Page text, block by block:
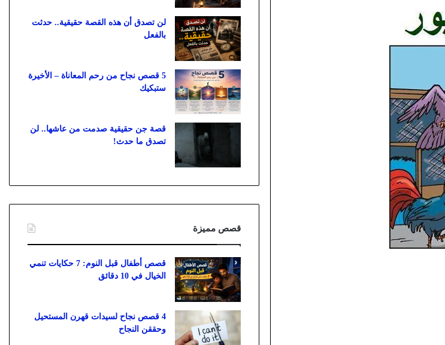
لن تصدق أن هذه القصة حقيقية.. حدثت
بالفعل
5 قصص نجاح من رحم المعاناة – الأخيرة
ستبكيك
قصة جن حقيقية صدمت من عاشها.. لن
تصدق ما حدث!
قصص مميزة
قصص أطفال قبل النوم: 7 حكايات تنمي
الخيال في 10 دقائق
4 قصص نجاح لسيدات قهرن المستحيل
وحققن النجاح